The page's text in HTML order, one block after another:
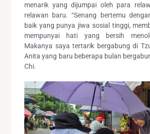
menarik yang dijumpai oleh para
relawan baru. “Senang bertemu
baik yang punya jiwa sosial tinggi,
mempunyai hati yang bersih
Makanya saya tertarik bergabung di
Anita yang baru beberapa bulan
Chi.